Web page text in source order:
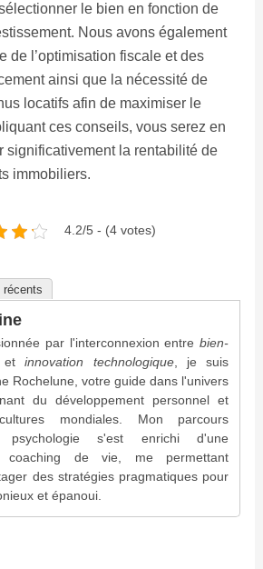
le bien en fonction de
Nous avons également
de l’optimisation fiscale et des
ainsi que la nécessité de
locatifs afin de maximiser le
ces conseils, vous serez en
significativement la rentabilité de
immobiliers.
4.2/5 - (4 votes)
par l'interconnexion entrebien-
innovation technologique, je suis
Rochelune, votre guide dans l'univers
du développement personnel et
mondiales. Mon parcours
psychologie s'est enrichi d'une
coaching de vie, me permettant
des stratégies pragmatiques pour
et épanoui.